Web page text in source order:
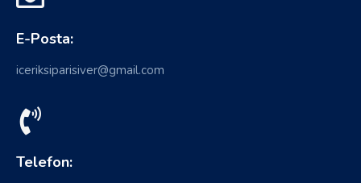
E-Posta:
iceriksiparisiver@gmail.com
Telefon: